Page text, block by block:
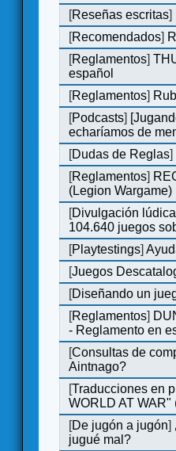
[Reseñas escritas]
[Recomendados]
[Reglamentos]
español
[Reglamentos]
[Podcasts]
echaríamos de
[Dudas de Reglas]
[Reglamentos]
(Legion Wargame)
[Divulgación lúdica
104.640 juegos
[Playtestings]
[Juegos
[Diseñando un
[Reglamentos]
- Reglamento en
[Consultas de
Aintnago?
[Traducciones en
WORLD AT WAR"
[De jugón a jugón]
jugué mal?